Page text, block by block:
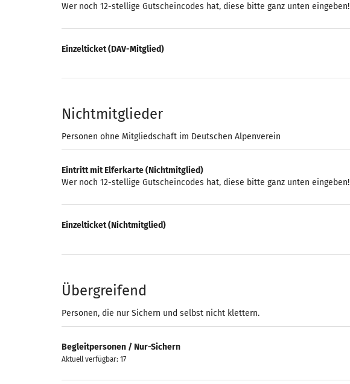
Wer noch 12-stellige Gutscheincodes hat, diese bitte ganz unten eingeben!
Einzelticket (DAV-Mitglied)
Nichtmitglieder
Personen ohne Mitgliedschaft im Deutschen Alpenverein
Eintritt mit Elferkarte (Nichtmitglied)
Wer noch 12-stellige Gutscheincodes hat, diese bitte ganz unten eingeben!
Einzelticket (Nichtmitglied)
Übergreifend
Personen, die nur Sichern und selbst nicht klettern.
Begleitpersonen / Nur-Sichern
Aktuell verfügbar: 17